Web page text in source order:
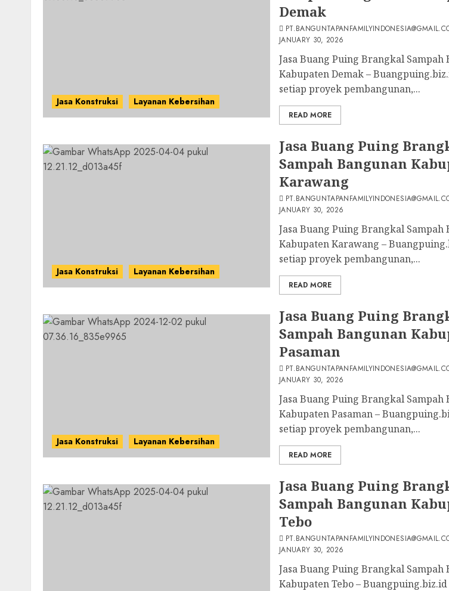
Jasa Konstruksi Layanan Kebersihan
Demak
JANUARY 30, 2026
Jasa Buang Puing Brangkal Sampah
Kabupaten Demak –
setiap proyek pembangunan,...
READ MORE
Jasa Konstruksi Layanan Kebersihan
Jasa Buang Puing
Sampah Bangunan
Karawang
JANUARY 30, 2026
Jasa Buang Puing Brangkal Sampah
Kabupaten Karawang –
setiap proyek pembangunan,...
READ MORE
Jasa Konstruksi Layanan Kebersihan
Jasa Buang Puing
Sampah Bangunan
Pasaman
JANUARY 30, 2026
Jasa Buang Puing Brangkal Sampah
Kabupaten Pasaman –
setiap proyek pembangunan,...
READ MORE
Jasa Buang Puing
Sampah Bangunan
Tebo
JANUARY 30, 2026
Jasa Buang Puing Brangkal Sampah
Kabupaten Tebo –